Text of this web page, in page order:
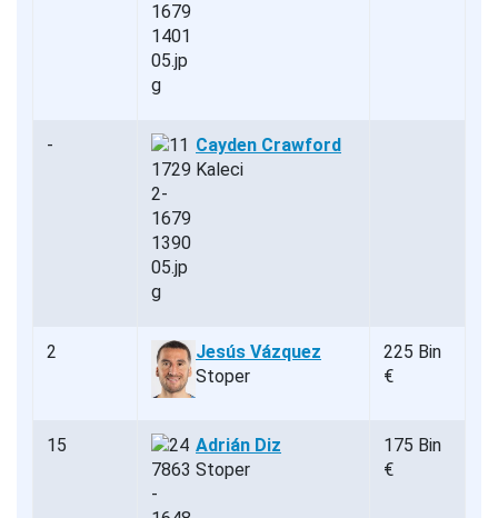
-
Cayden Crawford
Kaleci
2
Jesús Vázquez
Stoper
225 Bin
€
15
Adrián Diz
Stoper
175 Bin
€